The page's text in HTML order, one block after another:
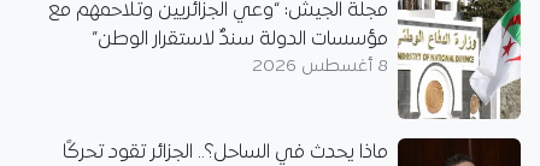
مجلة الجيش: “وعي الجزائريين وتلاحمهم مع
مؤسسات الدولة سندٌ لاستقرار الوطن”
8 أغسطس 2026
ماذا يحدث في الساحل؟.. الجزائر تقود تحركًا